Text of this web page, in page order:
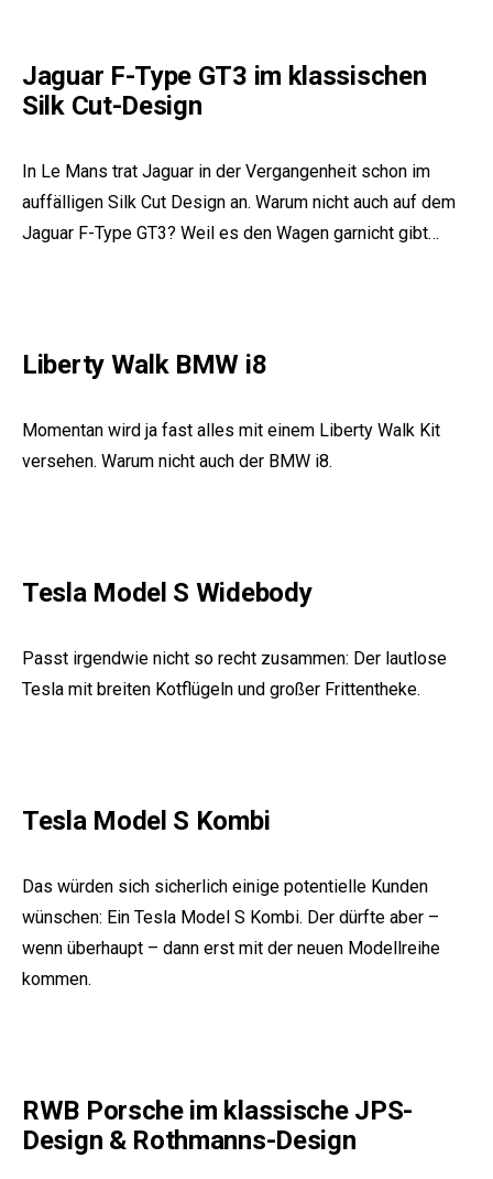
Jaguar F-Type GT3 im klassischen
Silk Cut-Design
In Le Mans trat Jaguar in der Vergangenheit schon im
auffälligen Silk Cut Design an. Warum nicht auch auf dem
Jaguar F-Type GT3? Weil es den Wagen garnicht gibt…
Liberty Walk BMW i8
Momentan wird ja fast alles mit einem Liberty Walk Kit
versehen. Warum nicht auch der BMW i8.
Tesla Model S Widebody
Passt irgendwie nicht so recht zusammen: Der lautlose
Tesla mit breiten Kotflügeln und großer Frittentheke.
Tesla Model S Kombi
Das würden sich sicherlich einige potentielle Kunden
wünschen: Ein Tesla Model S Kombi. Der dürfte aber –
wenn überhaupt – dann erst mit der neuen Modellreihe
kommen.
RWB Porsche im klassische JPS-
Design & Rothmanns-Design